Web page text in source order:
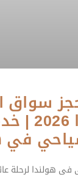
سواق
هولندا
في
هولندا لرحلة